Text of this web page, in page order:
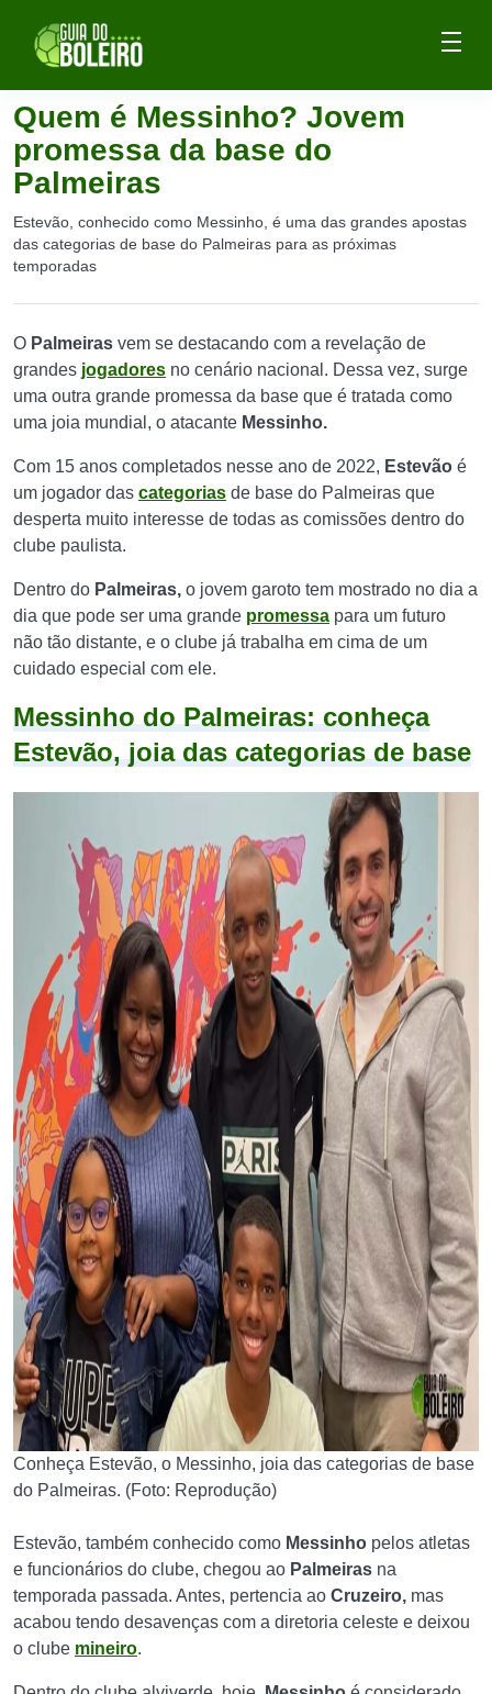
Quem é Messinho? Jovem
promessa da base do
Palmeiras
Estevão, conhecido como Messinho, é uma das grandes apostas
das categorias de base do Palmeiras para as próximas
temporadas
O Palmeiras vem se destacando com a revelação de
grandes jogadores no cenário nacional. Dessa vez, surge
uma outra grande promessa da base que é tratada como
uma joia mundial, o atacante Messinho.
Com 15 anos completados nesse ano de 2022, Estevão é
um jogador das categorias de base do Palmeiras que
desperta muito interesse de todas as comissões dentro do
clube paulista.
Dentro do Palmeiras, o jovem garoto tem mostrado no dia a
dia que pode ser uma grande promessa para um futuro
não tão distante, e o clube já trabalha em cima de um
cuidado especial com ele.
Messinho do Palmeiras: conheça
Estevão, joia das categorias de base
Conheça Estevão, o Messinho, joia das categorias de base
do Palmeiras. (Foto: Reprodução)
Estevão, também conhecido como Messinho pelos atletas
e funcionários do clube, chegou ao Palmeiras na
temporada passada. Antes, pertencia ao Cruzeiro, mas
acabou tendo desavenças com a diretoria celeste e deixou
o clube mineiro.